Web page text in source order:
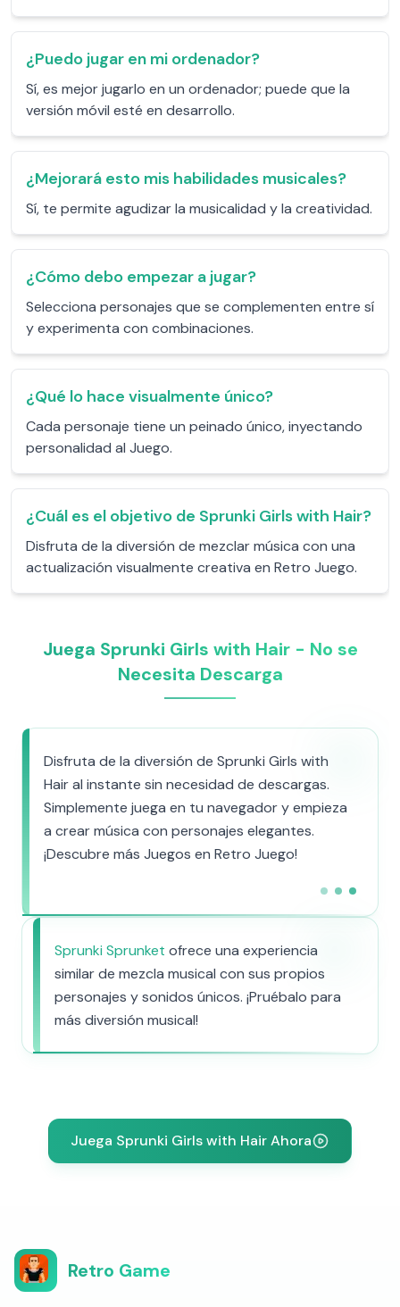
¿Puedo jugar en mi ordenador?
Sí, es mejor jugarlo en un ordenador; puede que la
versión móvil esté en desarrollo.
¿Mejorará esto mis habilidades musicales?
Sí, te permite agudizar la musicalidad y la creatividad.
¿Cómo debo empezar a jugar?
Selecciona personajes que se complementen entre sí
y experimenta con combinaciones.
¿Qué lo hace visualmente único?
Cada personaje tiene un peinado único, inyectando
personalidad al Juego.
¿Cuál es el objetivo de Sprunki Girls with Hair?
Disfruta de la diversión de mezclar música con una
actualización visualmente creativa en Retro Juego.
Juega Sprunki Girls with Hair - No se
Necesita Descarga
Disfruta de la diversión de Sprunki Girls with
Hair al instante sin necesidad de descargas.
Simplemente juega en tu navegador y empieza
a crear música con personajes elegantes.
¡Descubre más Juegos en Retro Juego!
Sprunki Sprunket ofrece una experiencia
similar de mezcla musical con sus propios
personajes y sonidos únicos. ¡Pruébalo para
más diversión musical!
Juega Sprunki Girls with Hair Ahora
Retro Game